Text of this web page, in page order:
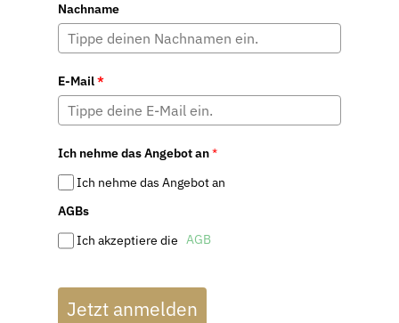
Nachname
E-Mail*
Ich nehme das Angebot an*
Ich nehme das Angebot an
AGBs
Ich akzeptiere die AGB
Jetzt anmelden